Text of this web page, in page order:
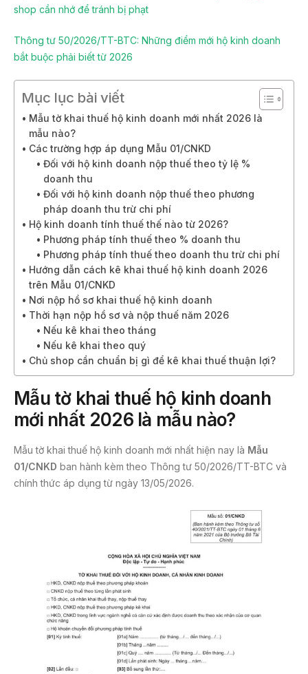
shop cần nhớ để tránh bị phạt
Thông tư 50/2026/TT-BTC: Những điểm mới hộ kinh doanh
bắt buộc phải biết từ 2026
Mục lục bài viết
Mẫu tờ khai thuế hộ kinh doanh mới nhất 2026 là
mẫu nào?
Các trường hợp áp dụng Mẫu 01/CNKD
Đối với hộ kinh doanh nộp thuế theo tỷ lệ %
doanh thu
Đối với hộ kinh doanh nộp thuế theo phương
pháp doanh thu trừ chi phí
Hộ kinh doanh tính thuế thế nào từ 2026?
Phương pháp tính thuế theo % doanh thu
Phương pháp tính thuế theo doanh thu trừ chi phí
Hướng dẫn cách kê khai thuế hộ kinh doanh 2026
trên Mẫu 01/CNKD
Nơi nộp hồ sơ khai thuế hộ kinh doanh
Thời hạn nộp hồ sơ và nộp thuế năm 2026
Nếu kê khai theo tháng
Nếu kê khai theo quý
Chủ shop cần chuẩn bị gì để kê khai thuế thuận lợi?
Mẫu tờ khai thuế hộ kinh doanh
mới nhất 2026 là mẫu nào?
Mẫu tờ khai thuế hộ kinh doanh mới nhất hiện nay là Mẫu
01/CNKD ban hành kèm theo Thông tư 50/2026/TT-BTC và
chính thức áp dụng từ ngày 13/05/2026.